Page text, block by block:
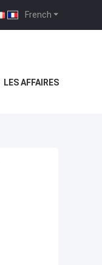
French
LES AFFAIRES